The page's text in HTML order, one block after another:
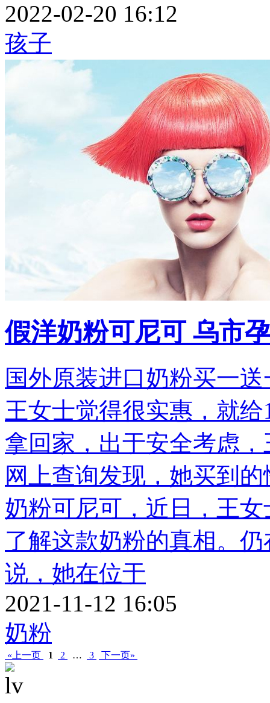
2022-02-20 16:12
孩子
假洋奶粉可尼可 乌市
国外原装进口奶粉买一
王女士觉得很实惠，就
拿回家，出于安全考虑
网上查询发现，她买到
奶粉可尼可，近日，王
了解这款奶粉的真相。
说，她在位于
2021-11-12 16:05
奶粉
«上一页 1 2 … 3 下一页»